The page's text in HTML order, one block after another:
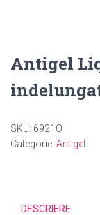
Antigel
SKU: 6921O
Categorie: Antigel
DESCRIERE